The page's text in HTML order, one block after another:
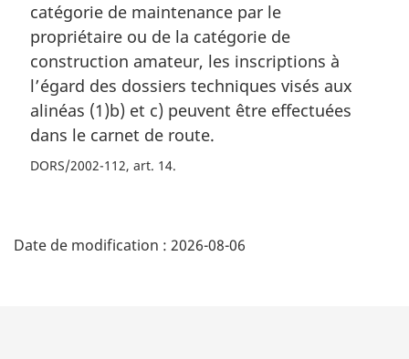
catégorie de maintenance par le
propriétaire ou de la catégorie de
construction amateur, les inscriptions à
l’égard des dossiers techniques visés aux
alinéas (1)b) et c) peuvent être effectuées
dans le carnet de route.
DORS/2002-112, art. 14
é
Date de modification : 2026-08-06